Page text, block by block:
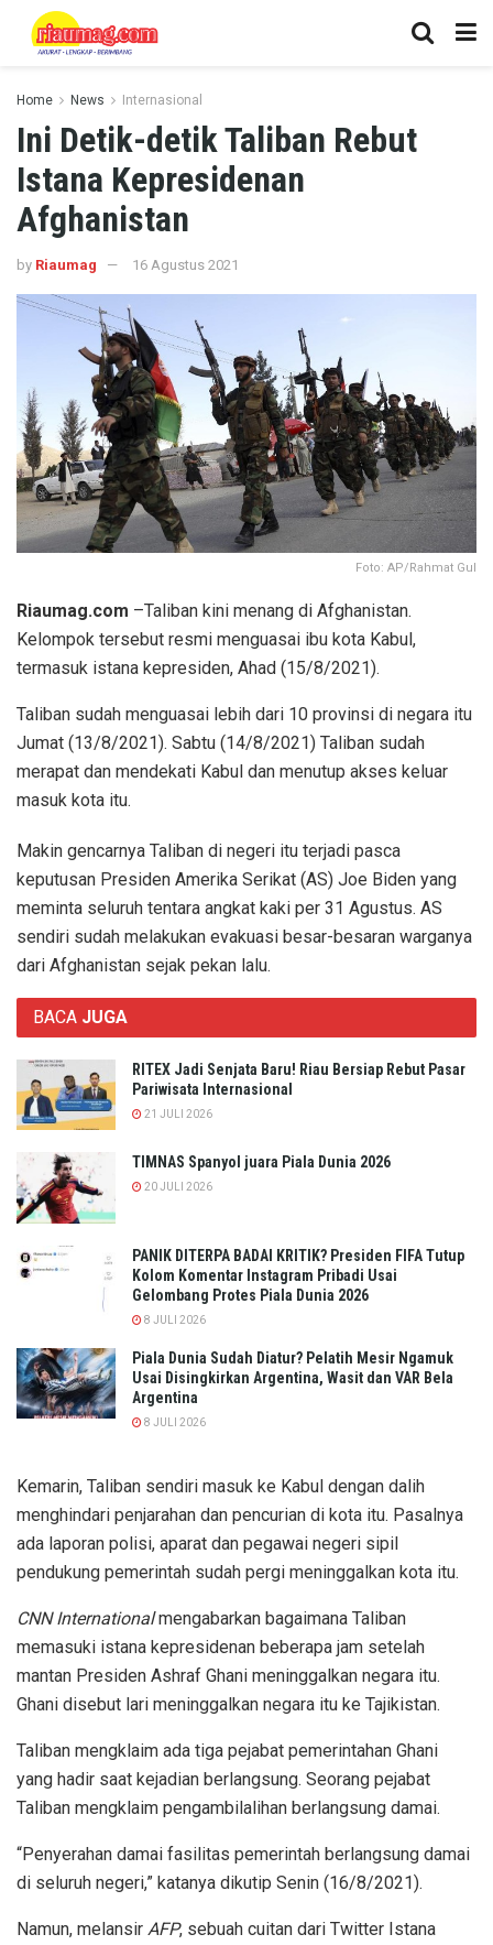
Home News Internasional
Ini Detik-detik Taliban Rebut
Istana Kepresidenan
Afghanistan
by Riaumag 16 Agustus 2021
Foto: AP/Rahmat Gul
Riaumag.com –Taliban kini menang di Afghanistan.
Kelompok tersebut resmi menguasai ibu kota Kabul,
termasuk istana kepresiden, Ahad (15/8/2021).
Taliban sudah menguasai lebih dari 10 provinsi di negara itu
Jumat (13/8/2021). Sabtu (14/8/2021) Taliban sudah
merapat dan mendekati Kabul dan menutup akses keluar
masuk kota itu.
Makin gencarnya Taliban di negeri itu terjadi pasca
keputusan Presiden Amerika Serikat (AS) Joe Biden yang
meminta seluruh tentara angkat kaki per 31 Agustus. AS
sendiri sudah melakukan evakuasi besar-besaran warganya
dari Afghanistan sejak pekan lalu.
BACA JUGA
RITEX Jadi Senjata Baru! Riau Bersiap Rebut Pasar
Pariwisata Internasional
21 JULI 2026
TIMNAS Spanyol juara Piala Dunia 2026
20 JULI 2026
PANIK DITERPA BADAI KRITIK? Presiden FIFA Tutup
Kolom Komentar Instagram Pribadi Usai
Gelombang Protes Piala Dunia 2026
8 JULI 2026
Piala Dunia Sudah Diatur? Pelatih Mesir Ngamuk
Usai Disingkirkan Argentina, Wasit dan VAR Bela
Argentina
8 JULI 2026
Kemarin, Taliban sendiri masuk ke Kabul dengan dalih
menghindari penjarahan dan pencurian di kota itu. Pasalnya
ada laporan polisi, aparat dan pegawai negeri sipil
pendukung pemerintah sudah pergi meninggalkan kota itu.
CNN Internationalmengabarkan bagaimana Taliban
memasuki istana kepresidenan beberapa jam setelah
mantan Presiden Ashraf Ghani meninggalkan negara itu.
Ghani disebut lari meninggalkan negara itu ke Tajikistan.
Taliban mengklaim ada tiga pejabat pemerintahan Ghani
yang hadir saat kejadian berlangsung. Seorang pejabat
Taliban mengklaim pengambilalihan berlangsung damai.
“Penyerahan damai fasilitas pemerintah berlangsung damai
di seluruh negeri,” katanya dikutip Senin (16/8/2021).
Namun, melansir AFP, sebuah cuitan dari Twitter Istana